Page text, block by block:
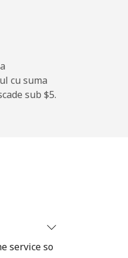
cu suma
sub ⁦$5⁩.
service so